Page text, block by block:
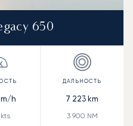
650
h
kts
7 223 km
3 900 NM